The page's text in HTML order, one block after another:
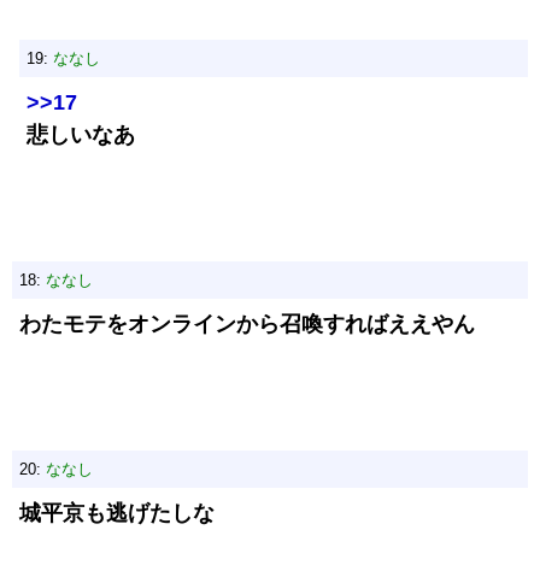
19: ななし
>>17
悲しいなあ
18: ななし
わたモテをオンラインから召喚すればええやん
20: ななし
城平京も逃げたしな